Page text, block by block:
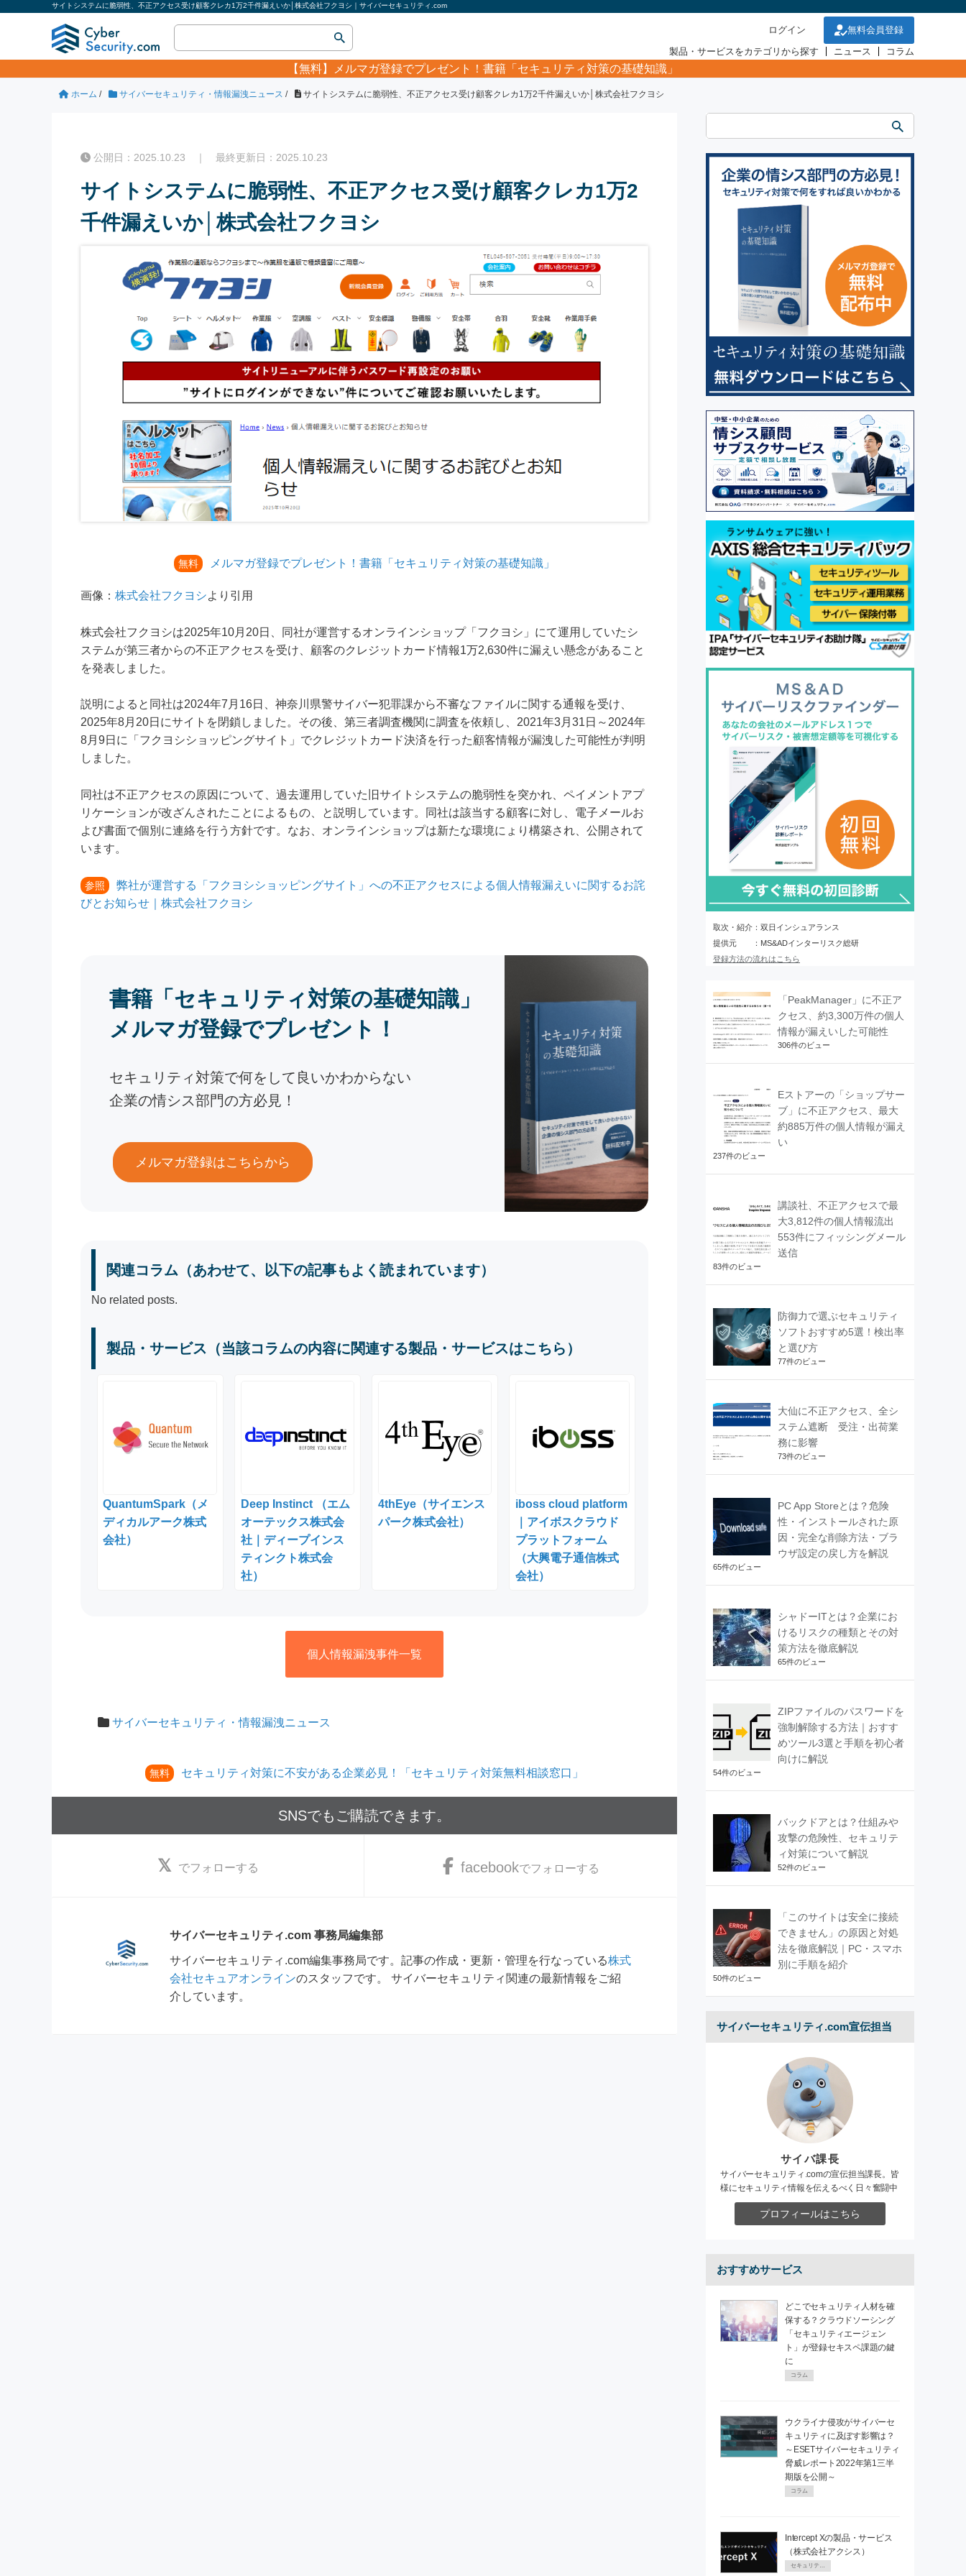
サイトシステムに脆弱性、不正アクセス受け顧客クレカ1万2千件漏えいか│株式会社フクヨシ｜サイバーセキュリティ.com
ログイン
無料会員登録
製品・サービスをカテゴリから探す
ニュース コラム
【無料】 メルマガ登録でプレゼント！書籍「セキュリティ対策の基礎知識」
ホーム / サイバーセキュリティ・情報漏洩ニュース / サイトシステムに脆弱性、不正アクセス受け顧客クレカ1万2千件漏えいか│株式会社フクヨシ
公開日：2025.10.23 ｜ 最終更新日：2025.10.23
サイトシステムに脆弱性、不正アクセス受け顧客クレカ1万2
千件漏えいか│株式会社フクヨシ
無料 メルマガ登録でプレゼント！書籍「セキュリティ対策の基礎知識」
画像： 株式会社フクヨシより引用
株式会社フクヨシは2025年10月20日、同社が運営するオンラインショップ「フクヨシ」にて運用していたシ
ステムが第三者からの不正アクセスを受け、顧客のクレジットカード情報1万2,630件に漏えい懸念があること
を発表しました。
説明によると同社は2024年7月16日、神奈川県警サイバー犯罪課から不審なファイルに関する通報を受け、
2025年8月20日にサイトを閉鎖しました。その後、第三者調査機関に調査を依頼し、2021年3月31日～2024年
8月9日に「フクヨシショッピングサイト」でクレジットカード決済を行った顧客情報が漏洩した可能性が判明
しました。
同社は不正アクセスの原因について、過去運用していた旧サイトシステムの脆弱性を突かれ、ペイメントアプ
リケーションが改ざんされたことによるもの、と説明しています。同社は該当する顧客に対し、電子メールお
よび書面で個別に連絡を行う方針です。なお、オンラインショップは新たな環境にょり構築され、公開されて
います。
参照
弊社が運営する「フクヨシショッピングサイト」への不正アクセスによる個人情報漏えいに関するお詫
びとお知らせ｜株式会社フクヨシ
書籍「セキュリティ対策の基礎知識」
メルマガ登録でプレゼント！
セキュリティ対策で何をして良いかわからない
企業の情シス部門の方必見！
メルマガ登録はこちらから
関連コラム（あわせて、以下の記事もよく読まれています）
No related posts.
製品・サービス（当該コラムの内容に関連する製品・サービスはこちら）
QuantumSpark（メ
ディカルアーク株式
会社）
Deep Instinct （エム
オーテックス株式会
社｜ディープインス
ティンクト株式会
社）
4thEye（サイエンス
パーク株式会社）
iboss cloud platform
｜アイボスクラウド
プラットフォーム
（大興電子通信株式
会社）
個人情報漏洩事件一覧
サイバーセキュリティ・情報漏洩ニュース
無料 セキュリティ対策に不安がある企業必見！「セキュリティ対策無料相談窓口」
SNSでもご購読できます。
でフォローする facebookでフォローする
サイバーセキュリティ.com 事務局編集部
サイバーセキュリティ.com編集事務局です。記事の作成・更新・管理を行なっている株式
会社セキュアオンラインのスタッフです。 サイバーセキュリティ関連の最新情報をご紹
介しています。
取次・紹介：双日インシュアランス
提供元 ：MS&ADインターリスク総研
登録方法の流れはこちら
「PeakManager」に不正ア
クセス、約3,300万件の個人
情報が漏えいした可能性
306件のビュー
Eストアーの「ショップサー
ブ」に不正アクセス、最大
約885万件の個人情報が漏え
い
237件のビュー
講談社、不正アクセスで最
大3,812件の個人情報流出
553件にフィッシングメール
送信
83件のビュー
防御力で選ぶセキュリティ
ソフトおすすめ5選！検出率
と選び方
77件のビュー
大仙に不正アクセス、全シ
ステム遮断 受注・出荷業
務に影響
73件のビュー
PC App Storeとは？危険
性・インストールされた原
因・完全な削除方法・ブラ
ウザ設定の戻し方を解説
65件のビュー
シャドーITとは？企業にお
けるリスクの種類とその対
策方法を徹底解説
65件のビュー
ZIPファイルのパスワードを
強制解除する方法｜おすす
めツール3選と手順を初心者
向けに解説
54件のビュー
バックドアとは？仕組みや
攻撃の危険性、セキュリテ
ィ対策について解説
52件のビュー
「このサイトは安全に接続
できません」の原因と対処
法を徹底解説｜PC・スマホ
別に手順を紹介
50件のビュー
サイバーセキュリティ.com宣伝担当
サイバ課長
サイバーセキュリティ.comの宣伝担当課長。皆
様にセキュリティ情報を伝えるべく日々奮闘中
プロフィールはこちら
おすすめサービス
どこでセキュリティ人材を確
保する？クラウドソーシング
「セキュリティエージェン
ト」が登録セキスペ課題の鍵
に
コラム
ウクライナ侵攻がサイバーセ
キュリティに及ぼす影響は？
～ESETサイバーセキュリティ
脅威レポート2022年第1三半
期版を公開～
コラム
Intercept Xの製品・サービス
（株式会社アクシス）
セキュリティPR